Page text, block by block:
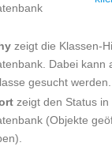
zeigt die Klassen-
Dabei kann
gesucht werden.
zeigt den Status
(Objekte